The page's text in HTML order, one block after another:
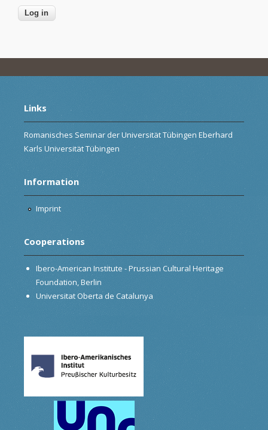
Links
Romanisches Seminar der Universität Tübingen Eberhard
Karls Universität Tübingen
Information
Imprint
Cooperations
Ibero-American Institute - Prussian Cultural Heritage
Foundation, Berlin
Universitat Oberta de Catalunya